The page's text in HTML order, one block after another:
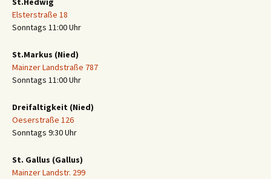
Elsterstraße 18
Sonntags 11:00 Uhr
St.Markus (Nied)
Mainzer Landstraße 787
Sonntags 11:00 Uhr
Dreifaltigkeit (Nied)
Oeserstraße 126
Sonntags 9:30 Uhr
St. Gallus (Gallus)
Mainzer Landstr. 299